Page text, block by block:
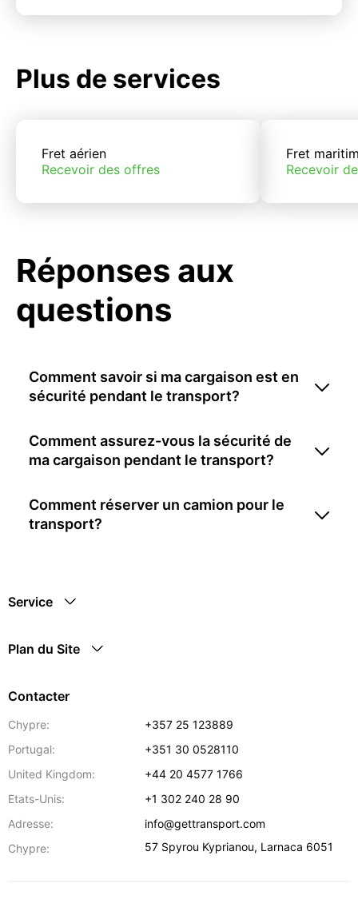
Plus de services
Fret aérien
Recevoir des offres
Fret
Recevoir
Réponses aux
questions
Comment savoir si ma cargaison est en
sécurité pendant le transport?
Comment assurez-vous la sécurité de
ma cargaison pendant le transport?
Comment réserver un camion pour le
transport?
Service
Plan du Site
Contacter
Chypre:
+357 25 123889
Portugal:
+351 30 0528110
United Kingdom:
+44 20 4577 1766
Etats-Unis:
+1 302 240 28 90
Adresse:
info@gettransport.com
Chypre:
57 Spyrou Kyprianou, Larnaca 6051